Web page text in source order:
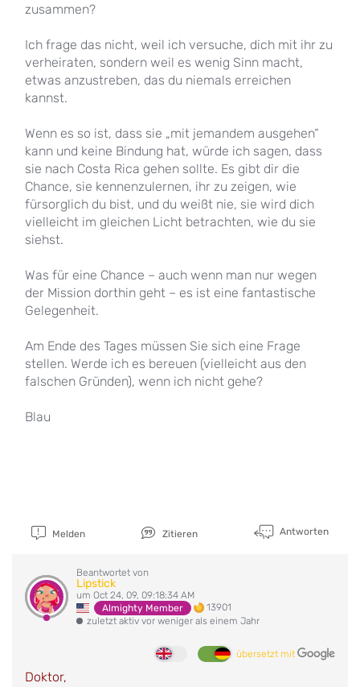
zusammen?
Ich frage das nicht, weil ich versuche, dich mit ihr zu
verheiraten, sondern weil es wenig Sinn macht,
etwas anzustreben, das du niemals erreichen
kannst.
Wenn es so ist, dass sie „mit jemandem ausgehen“
kann und keine Bindung hat, würde ich sagen, dass
sie nach Costa Rica gehen sollte. Es gibt dir die
Chance, sie kennenzulernen, ihr zu zeigen, wie
fürsorglich du bist, und du weißt nie, sie wird dich
vielleicht im gleichen Licht betrachten, wie du sie
siehst.
Was für eine Chance – auch wenn man nur wegen
der Mission dorthin geht – es ist eine fantastische
Gelegenheit.
Am Ende des Tages müssen Sie sich eine Frage
stellen. Werde ich es bereuen (vielleicht aus den
falschen Gründen), wenn ich nicht gehe?
Blau
Melden Zitieren Antworten
Beantwortet von
Lipstick
um Oct 24, 09, 09:18:34 AM
Almighty Member
13901
zuletzt aktiv vor weniger als einem Jahr
übersetzt mit
Doktor,